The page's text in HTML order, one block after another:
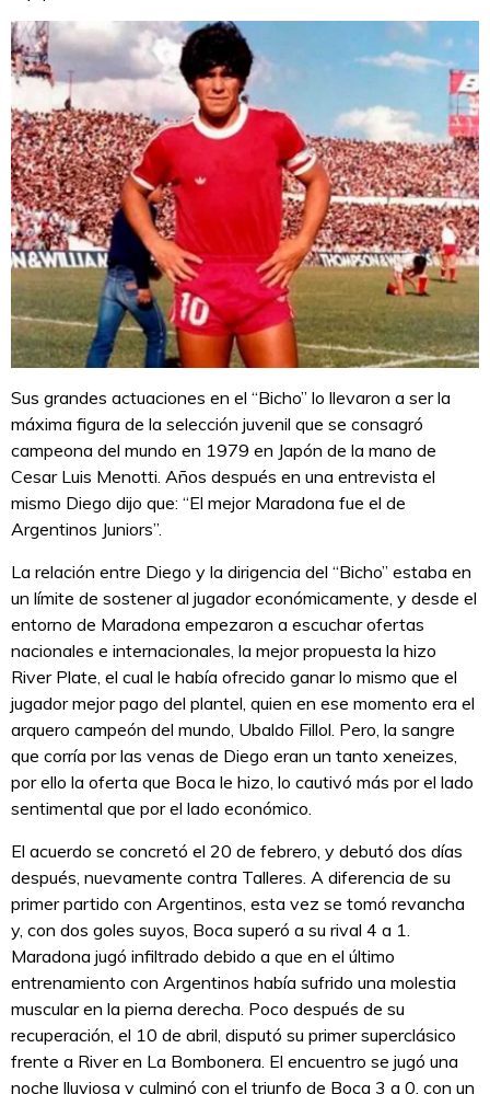
Sus grandes actuaciones en el “Bicho” lo llevaron a ser la
máxima figura de la selección juvenil que se consagró
campeona del mundo en 1979 en Japón de la mano de
Cesar Luis Menotti. Años después en una entrevista el
mismo Diego dijo que: “El mejor Maradona fue el de
Argentinos Juniors”.
La relación entre Diego y la dirigencia del “Bicho” estaba en
un límite de sostener al jugador económicamente, y desde el
entorno de Maradona empezaron a escuchar ofertas
nacionales e internacionales, la mejor propuesta la hizo
River Plate, el cual le había ofrecido ganar lo mismo que el
jugador mejor pago del plantel, quien en ese momento era el
arquero campeón del mundo, Ubaldo Fillol. Pero, la sangre
que corría por las venas de Diego eran un tanto xeneizes,
por ello la oferta que Boca le hizo, lo cautivó más por el lado
sentimental que por el lado económico.
El acuerdo se concretó el 20 de febrero, y debutó dos días
después, nuevamente contra Talleres. A diferencia de su
primer partido con Argentinos, esta vez se tomó revancha
y, con dos goles suyos, Boca superó a su rival 4 a 1.
Maradona jugó infiltrado debido a que en el último
entrenamiento con Argentinos había sufrido una molestia
muscular en la pierna derecha. Poco después de su
recuperación, el 10 de abril, disputó su primer superclásico
frente a River en La Bombonera. El encuentro se jugó una
noche lluviosa y culminó con el triunfo de Boca 3 a 0, con un